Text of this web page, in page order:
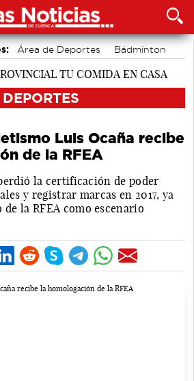
Área de Deportes
Bádminton
DEPORTES
Luis Ocaña recibe
de la RFEA
la certificación de poder
y registrar marcas en 2017, ya
la RFEA como escenario